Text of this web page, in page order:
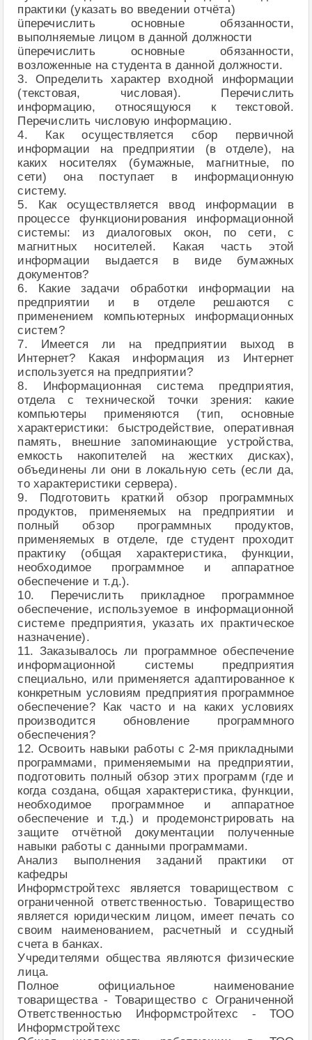
практики (указать во введении отчёта)
üперечислить основные обязанности,
выполняемые лицом в данной должности
üперечислить основные обязанности,
возложенные на студента в данной должности.
3. Определить характер входной информации
(текстовая, числовая). Перечислить
информацию, относящуюся к текстовой.
Перечислить числовую информацию.
4. Как осуществляется сбор первичной
информации на предприятии (в отделе), на
каких носителях (бумажные, магнитные, по
сети) она поступает в информационную
систему.
5. Как осуществляется ввод информации в
процессе функционирования информационной
системы: из диалоговых окон, по сети, с
магнитных носителей. Какая часть этой
информации выдается в виде бумажных
документов?
6. Какие задачи обработки информации на
предприятии и в отделе решаются с
применением компьютерных информационных
систем?
7. Имеется ли на предприятии выход в
Интернет? Какая информация из Интернет
используется на предприятии?
8. Информационная система предприятия,
отдела с технической точки зрения: какие
компьютеры применяются (тип, основные
характеристики: быстродействие, оперативная
память, внешние запоминающие устройства,
емкость накопителей на жестких дисках),
объединены ли они в локальную сеть (если да,
то характеристики сервера).
9. Подготовить краткий обзор программных
продуктов, применяемых на предприятии и
полный обзор программных продуктов,
применяемых в отделе, где студент проходит
практику (общая характеристика, функции,
необходимое программное и аппаратное
обеспечение и т.д.).
10. Перечислить прикладное программное
обеспечение, используемое в информационной
системе предприятия, указать их практическое
назначение).
11. Заказывалось ли программное обеспечение
информационной системы предприятия
специально, или применяется адаптированное к
конкретным условиям предприятия программное
обеспечение? Как часто и на каких условиях
производится обновление программного
обеспечения?
12. Освоить навыки работы с 2-мя прикладными
программами, применяемыми на предприятии,
подготовить полный обзор этих программ (где и
когда создана, общая характеристика, функции,
необходимое программное и аппаратное
обеспечение и т.д.) и продемонстрировать на
защите отчётной документации полученные
навыки работы с данными программами.
Анализ выполнения заданий практики от
кафедры
Информстройтехс является товариществом с
ограниченной ответственностью. Товарищество
является юридическим лицом, имеет печать со
своим наименованием, расчетный и ссудный
счета в банках.
Учредителями общества являются физические
лица.
Полное официальное наименование
товарищества - Товарищество с Ограниченной
Ответственностью Информстройтехс - ТОО
Информстройтехс